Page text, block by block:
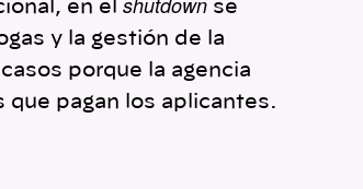
en el
se
y la gestión de la
porque la agencia
pagan los aplicantes.